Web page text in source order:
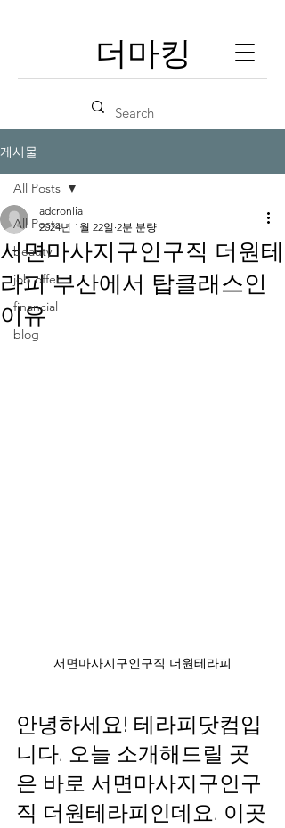
​더마킹
게시물
All Posts
beauty
job offer
financial
blog
All Posts
서면마사지구인구직 더원테
라피 부산에서 탑클래스인
이유
adcronlia
2024년 1월 22일 2분 분량
서면마사지구인구직 더원테라피
안녕하세요! 테라피닷컴입
니다. 오늘 소개해드릴 곳
은 바로 서면마사지구인구
직 더원테라피인데요. 이곳